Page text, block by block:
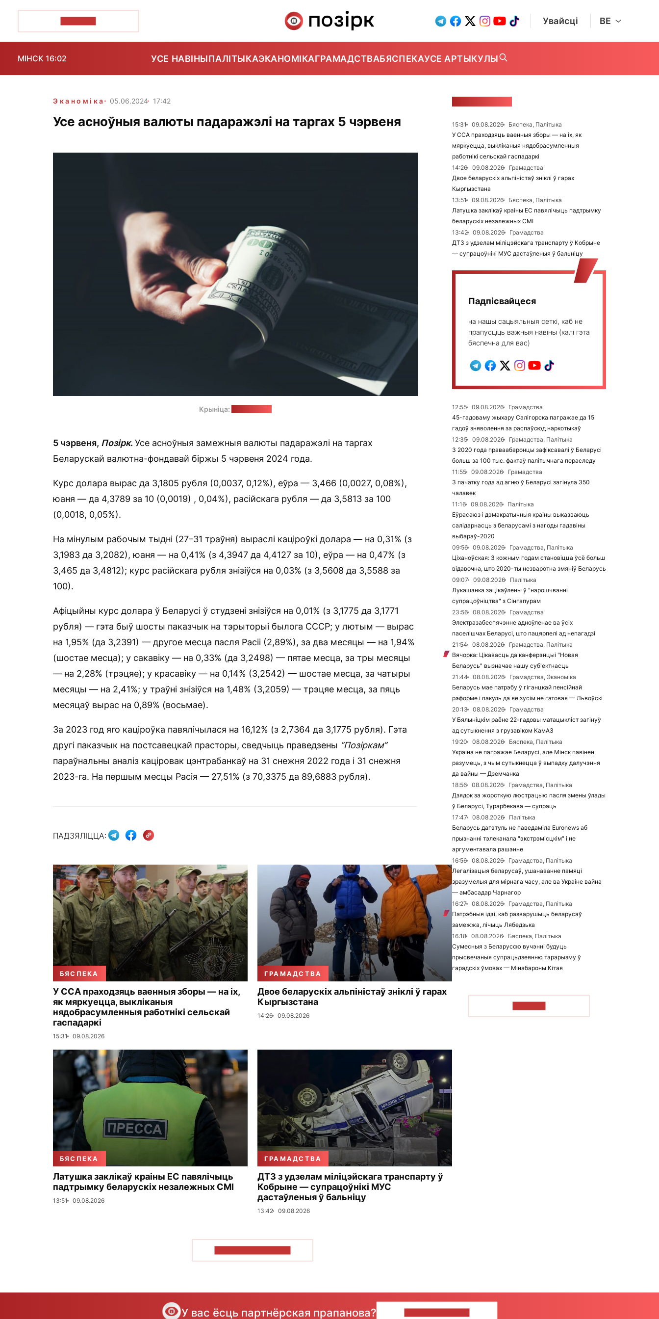
Увайсці BE
МІНСК 16:02 УСЕ НАВІНЫПАЛІТЫКАЭКАНОМІКАГРАМАДСТВАБЯСПЕКАУСЕ АРТЫКУЛЫ
Эканоміка 05.06.2024 17:42
Усе асноўныя валюты падаражэлі на таргах 5 чэрвеня
Крыніца:
5 чэрвеня, Позірк. Усе асноўныя замежныя валюты падаражэлі на таргах
Беларускай валютна-фондавай біржы 5 чэрвеня 2024 года.
Курс долара вырас да 3,1805 рубля (0,0037, 0,12%), еўра — 3,466 (0,0027, 0,08%),
юаня — да 4,3789 за 10 (0,0019) , 0,04%), расійскага рубля — да 3,5813 за 100
(0,0018, 0,05%).
На мінулым рабочым тыдні (27–31 траўня) выраслі каціроўкі долара — на 0,31% (з
3,1983 да 3,2082), юаня — на 0,41% (з 4,3947 да 4,4127 за 10), еўра — на 0,47% (з
3,465 да 3,4812); курс расійскага рубля знізіўся на 0,03% (з 3,5608 да 3,5588 за
100).
Афіцыйны курс долара ў Беларусі ў студзені знізіўся на 0,01% (з 3,1775 да 3,1771
рубля) — гэта быў шосты паказчык на тэрыторыі былога СССР; у лютым — вырас
на 1,95% (да 3,2391) — другое месца пасля Расіі (2,89%), за два месяцы — на 1,94%
(шостае месца); у сакавіку — на 0,33% (да 3,2498) — пятае месца, за тры месяцы
— на 2,28% (трэцяе); у красавіку — на 0,14% (3,2542) — шостае месца, за чатыры
месяцы — на 2,41%; у траўні знізіўся на 1,48% (3,2059) — трэцяе месца, за пяць
месяцаў вырас на 0,89% (восьмае).
За 2023 год яго каціроўка павялічылася на 16,12% (з 2,7364 да 3,1775 рубля). Гэта
другі паказчык на постсавецкай прасторы, сведчыць праведзены “Позіркам”
параўнальны аналіз каціровак цэнтрабанкаў на 31 снежня 2022 года і 31 снежня
2023-га. На першым месцы Расія — 27,51% (з 70,3375 да 89,6883 рубля).
ПАДЗЯЛІЦЦА:
БЯСПЕКА
У ССА праходзяць ваенныя зборы — на іх,
як мяркуецца, выкліканыя
нядобрасумленныя работнікі сельскай
гаспадаркі
15:31 09.08.2026
ГРАМАДСТВА
Двое беларускіх альпіністаў зніклі ў гарах
Кыргызстана
14:26 09.08.2026
БЯСПЕКА
Латушка заклікаў краіны ЕС павялічыць
падтрымку беларускіх незалежных СМІ
13:51 09.08.2026
ГРАМАДСТВА
ДТЗ з удзелам міліцэйскага транспарту ў
Кобрыне — супрацоўнікі МУС
дастаўленыя ў бальніцу
13:42 09.08.2026
15:31 09.08.2026
Бяспека, Палітыка
У ССА праходзяць ваенныя зборы — на іх, як
мяркуецца, выкліканыя нядобрасумленныя
работнікі сельскай гаспадаркі
14:26
09.08.2026
Грамадства
Двое беларускіх альпіністаў зніклі ў гарах
Кыргызстана
13:51
09.08.2026
Бяспека, Палітыка
Латушка заклікаў краіны ЕС павялічыць падтрымку
беларускіх незалежных СМІ
13:42
09.08.2026
Грамадства
ДТЗ з удзелам міліцэйскага транспарту ў Кобрыне
— супрацоўнікі МУС дастаўленыя ў бальніцу
Падпісвайцеся
на нашы сацыяльныя сеткі, каб не
прапусціць важныя навіны (калі гэта
бяспечна для вас)
12:55 09.08.2026
Грамадства
45-гадоваму жыхару Салігорска пагражае да 15
гадоў зняволення за распаўсюд наркотыкаў
12:35
09.08.2026
Грамадства, Палітыка
З 2020 года праваабаронцы зафіксавалі ў Беларусі
больш за 100 тыс. фактаў палітычнага пераследу
11:55
09.08.2026
Грамадства
З пачатку года ад агню ў Беларусі загінула 350
чалавек
11:16
09.08.2026
Палітыка
Еўрасаюз і дэмакратычныя краіны выказваюць
салідарнасць з беларусамі з нагоды гадавіны
выбараў-2020
09:56
09.08.2026
Грамадства, Палітыка
Ціханоўская: З кожным годам становіцца ўсё больш
відавочна, што 2020-ты незваротна змяніў Беларусь
09:07
09.08.2026
Палітыка
Лукашэнка зацікаўлены ў "нарошчванні
супрацоўніцтва" з Сінгапурам
23:56
08.08.2026
Грамадства
Электразабеспячэнне адноўленае ва ўсіх
паселішчах Беларусі, што пацярпелі ад непагадзі
21:54
08.08.2026
Грамадства, Палітыка
Вячорка: Цікавасць да канферэнцыі "Новая
Беларусь" вызначае нашу суб'ектнасць
21:44
08.08.2026
Грамадства, Эканоміка
Беларусь мае патрэбу ў гіганцкай пенсійнай
рэформе і пакуль да яе зусім не гатовая — Львоўскі
20:13
08.08.2026
Грамадства
У Бялыніцкім раёне 22-гадовы матацыкліст загінуў
ад сутыкнення з грузавіком КамАЗ
19:20
08.08.2026
Бяспека, Палітыка
Украіна не пагражае Беларусі, але Мінск павінен
разумець, з чым сутыкнецца ў выпадку далучэння
да вайны — Дземчанка
18:56
08.08.2026
Грамадства, Палітыка
Дзядок за жорсткую люстрацыю пасля змены ўлады
ў Беларусі, Турарбекава — супраць
17:47
08.08.2026
Палітыка
Беларусь дагэтуль не паведаміла Euronews аб
прызнанні тэлеканала "экстрэмісцкім" і не
аргументавала рашэнне
16:56
08.08.2026
Грамадства, Палітыка
Легалізацыя беларусаў, ушанаванне памяці
зразумелыя для мірнага часу, але ва Украіне вайна
— амбасадар Чарнагор
16:27
08.08.2026
Грамадства, Палітыка
Патрэбныя ідэі, каб разварушыць беларусаў
замежжа, лічыць Лябедзька
16:18
08.08.2026
Бяспека, Палітыка
Сумесныя з Беларуссю вучэнні будуць
прысвечаныя супрацьдзеянню тэрарызму ў
гарадскіх ўмовах — Мінабароны Кітая
У вас ёсць партнёрская прапанова?